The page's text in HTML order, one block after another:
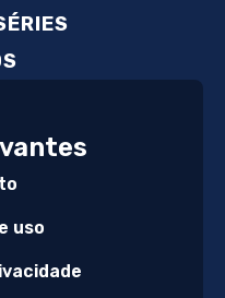
uso